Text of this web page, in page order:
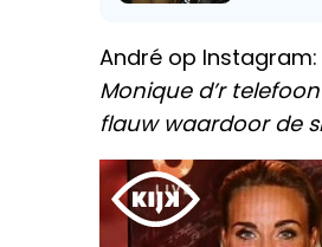
André op Instagram:
Monique d’r
flauw waardoor de